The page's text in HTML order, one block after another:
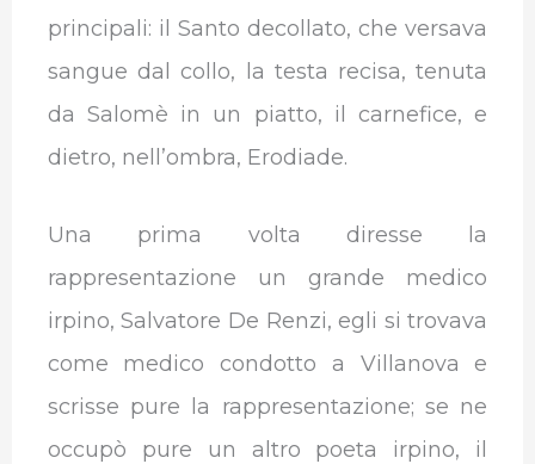
principali: il Santo decollato, che versava
sangue dal collo, la testa recisa, tenuta
da Salomè in un piatto, il carnefice, e
dietro, nell’ombra, Erodiade.
Una prima volta diresse la
rappresentazione un grande medico
irpino, Salvatore De Renzi, egli si trovava
come medico condotto a Villanova e
scrisse pure la rappresentazione; se ne
occupò pure un altro poeta irpino, il